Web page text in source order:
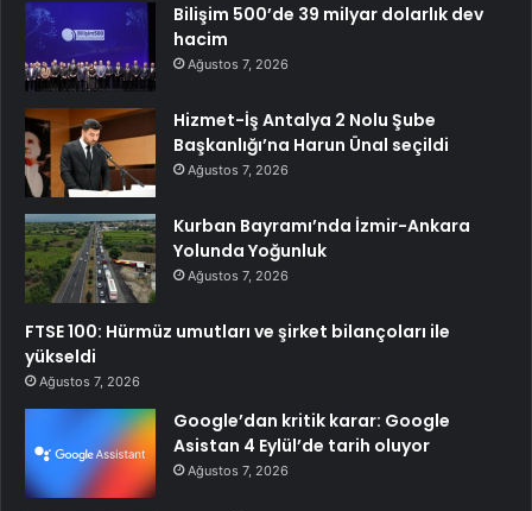
Bilişim 500’de 39 milyar dolarlık dev
hacim
Ağustos 7, 2026
Hizmet-İş Antalya 2 Nolu Şube
Başkanlığı’na Harun Ünal seçildi
Ağustos 7, 2026
Kurban Bayramı’nda İzmir-Ankara
Yolunda Yoğunluk
Ağustos 7, 2026
FTSE 100: Hürmüz umutları ve şirket bilançoları ile
yükseldi
Ağustos 7, 2026
Google’dan kritik karar: Google
Asistan 4 Eylül’de tarih oluyor
Ağustos 7, 2026